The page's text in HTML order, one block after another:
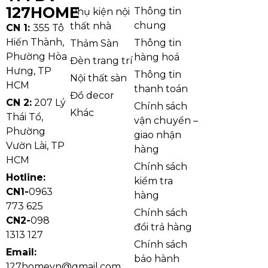
Mang hơi thở hoàng gia vào tổ ấm với ánh sáng ấm
áp từ đèn chùm cổ điển cao cấp.
2. Đèn Chùm Tân Cổ Điển Là Gì?
127HOME
CN 1: 355 Tô
Hiến Thành,
Phường Hòa
Hưng, TP
HCM
CN 2: 207 Lý
Thái Tổ,
Phường
Vườn Lài, TP
HCM
Hotline:
CN1-0963
773 625
CN2-098
1313 127
Email:
Phụ kiện nội
thất nhà
Thảm Sàn
Đèn trang trí
Nội thất sàn
Đồ decor
Khác
Thông tin
chung
Thông tin
hàng hoá
Thông tin
thanh toán
Chính sách
vận chuyển –
giao nhận
hàng
Chính sách
kiểm tra
hàng
Chính sách
đổi trả hàng
Chính sách
bảo hành